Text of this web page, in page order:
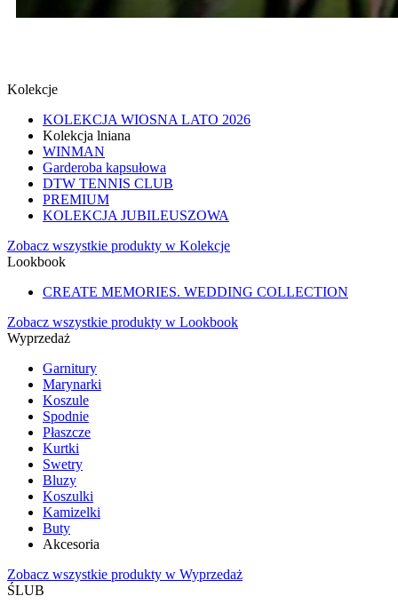
Kolekcje
KOLEKCJA WIOSNA LATO 2026
Kolekcja lniana
WINMAN
Garderoba kapsułowa
DTW TENNIS CLUB
PREMIUM
KOLEKCJA JUBILEUSZOWA
Zobacz wszystkie produkty w Kolekcje
Lookbook
CREATE MEMORIES. WEDDING COLLECTION
Zobacz wszystkie produkty w Lookbook
Wyprzedaż
Garnitury
Marynarki
Koszule
Spodnie
Płaszcze
Kurtki
Swetry
Bluzy
Koszulki
Kamizelki
Buty
Akcesoria
Zobacz wszystkie produkty w Wyprzedaż
ŚLUB